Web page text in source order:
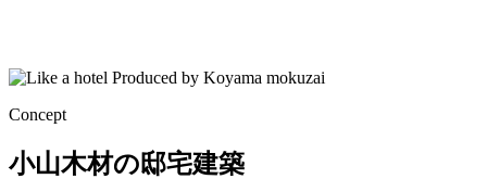
Concept
小山木材の邸宅建築